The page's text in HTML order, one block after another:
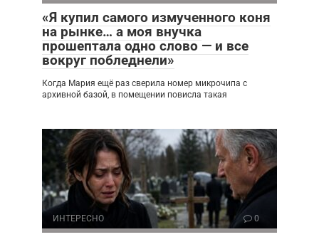
«Я купил самого измученного коня
на рынке… а моя внучка
прошептала одно слово — и все
вокруг побледнели»
Когда Мария ещё раз сверила номер микрочипа с
архивной базой, в помещении повисла такая
ИНТЕРЕСНО 0